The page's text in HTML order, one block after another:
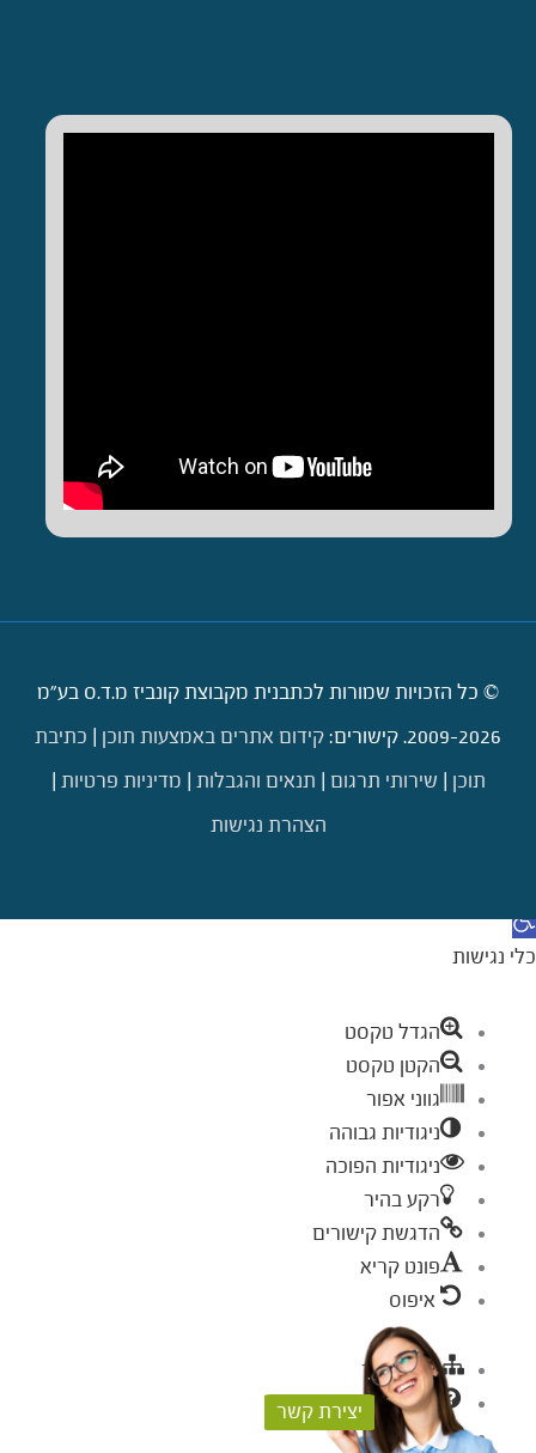
© כל הזכויות שמורות לכתבנית מקבוצת קונביז מ.ד.ס בע"מ
2009-2026. קישורים:
קידום אתרים באמצעות תוכן | כתיבת
תוכן | שירותי תרגום | תנאים והגבלות | מדיניות פרטיות |
הצהרת נגישות
יצירת קשר
פתח סרגל נגישות
כלי נגישות
הגדל טקסט
הקטן טקסט
גווני אפור
ניגודיות גבוהה
ניגודיות הפוכה
רקע בהיר
הדגשת קישורים
פונט קריא
איפוס
מפת אתר
עזרה
פידבק